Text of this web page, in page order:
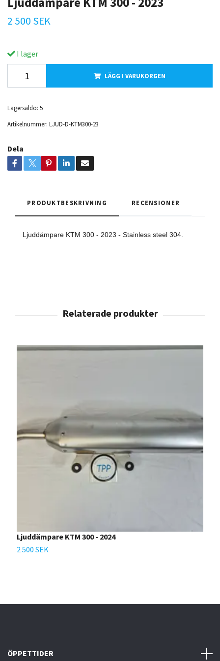
2 500 SEK
I lager
LÄGG I VARUKORGEN
Lagersaldo: 5
Artikelnummer: LJUD-D-KTM300-23
Dela
PRODUKTBESKRIVNING RECENSIONER
Ljuddämpare KTM 300 - 2023 - Stainless steel 304.
Ljuddämpare KTM 300 - 2024
2 500 SEK
ÖPPETTIDER